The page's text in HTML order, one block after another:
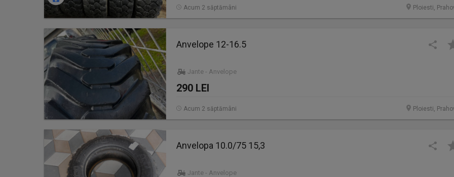
Ploiesti,
Acum 2 săptămâni
Anvelope 12-16.5
Jante - Anvelope
290 LEI
Ploiesti,
Acum 2 săptămâni
Anvelopa 10.0/75 15,3
Jante - Anvelope